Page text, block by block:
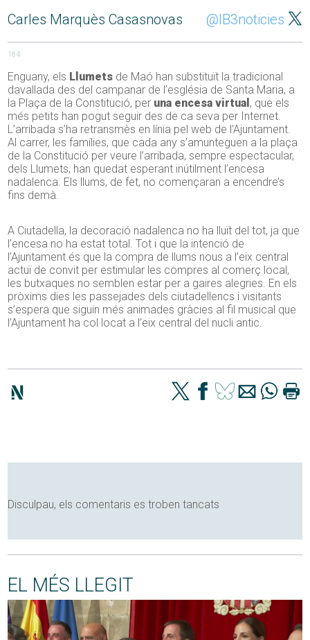
Carles Marquès Casasnovas @IB3noticies
184
Enguany, els Llumets de Maó han substituït la tradicional
davallada des del campanar de l’església de Santa Maria, a
la Plaça de la Constitució, per una encesa virtual , que els
més petits han pogut seguir des de ca seva per Internet.
L’arribada s’ha retransmès en línia pel web de l’Ajuntament.
Al carrer, les famílies, que cada any s’amunteguen a la plaça
de la Constitució per veure l’arribada, sempre espectacular,
dels Llumets, han quedat esperant inútilment l’encesa
nadalenca. Els llums, de fet, no començaran a encendre’s
fins demà.
A Ciutadella, la decoració nadalenca no ha lluït del tot, ja que
l’encesa no ha estat total. Tot i que la intenció de
l’Ajuntament és que la compra de llums nous a l’eix central
actuï de convit per estimular les compres al comerç local,
les butxaques no semblen estar per a gaires alegries. En els
pròxims dies les passejades dels ciutadellencs i visitants
s’espera que siguin més animades gràcies al fil musical que
l’Ajuntament ha col·locat a l’eix central del nucli antic.
Disculpau, els comentaris es troben tancats
EL MÉS LLEGIT